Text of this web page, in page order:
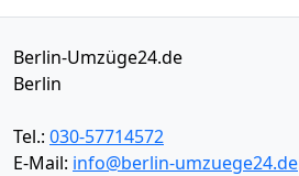
Berlin-Umzüge24.de
Berlin
Tel.: 030-57714572
E-Mail: info@berlin-umzuege24.de